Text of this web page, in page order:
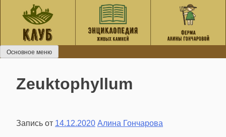
содержанию
Основное меню
Zeuktophyllum
Запись от 14.12.2020 Алина Гончарова